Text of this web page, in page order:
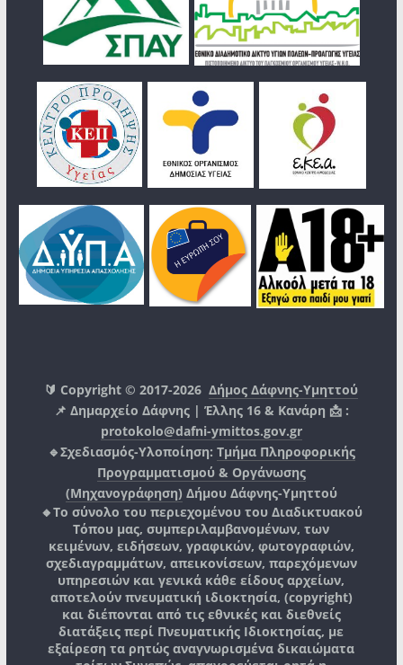
🔰 Copyright © 2017-2026Δήμος Δάφνης-Υμηττού
📌 Δημαρχείο Δάφνης | Έλλης 16 & Κανάρη 📩 :
protokolo@dafni-ymittos.gov.gr
🔹Σχεδιασμός-Υλοποίηση: Τμήμα Πληροφορικής
Προγραμματισμού & Οργάνωσης
(Μηχανογράφηση) Δήμου Δάφνης-Υμηττού
🔸Το σύνολο του περιεχομένου του Διαδικτυακού
Τόπου μας, συμπεριλαμβανομένων, των
κειμένων, ειδήσεων, γραφικών, φωτογραφιών,
σχεδιαγραμμάτων, απεικονίσεων, παρεχόμενων
υπηρεσιών και γενικά κάθε είδους αρχείων,
αποτελούν πνευματική ιδιοκτησία, (copyright)
και διέπονται από τις εθνικές και διεθνείς
διατάξεις περί Πνευματικής Ιδιοκτησίας, με
εξαίρεση τα ρητώς αναγνωρισμένα δικαιώματα